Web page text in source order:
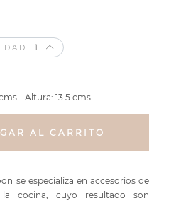
- Altura: 13.5 cms
AL CARRITO
se especializa en accesorios de
la cocina, cuyo resultado son